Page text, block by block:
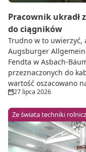
Pracownik ukradł
do ciągników
Trudno w to
Augsburger
Fendta w Asbach-
przeznaczonych do
wartość oszacowano
27 lipca 2026
Ze świata techniki